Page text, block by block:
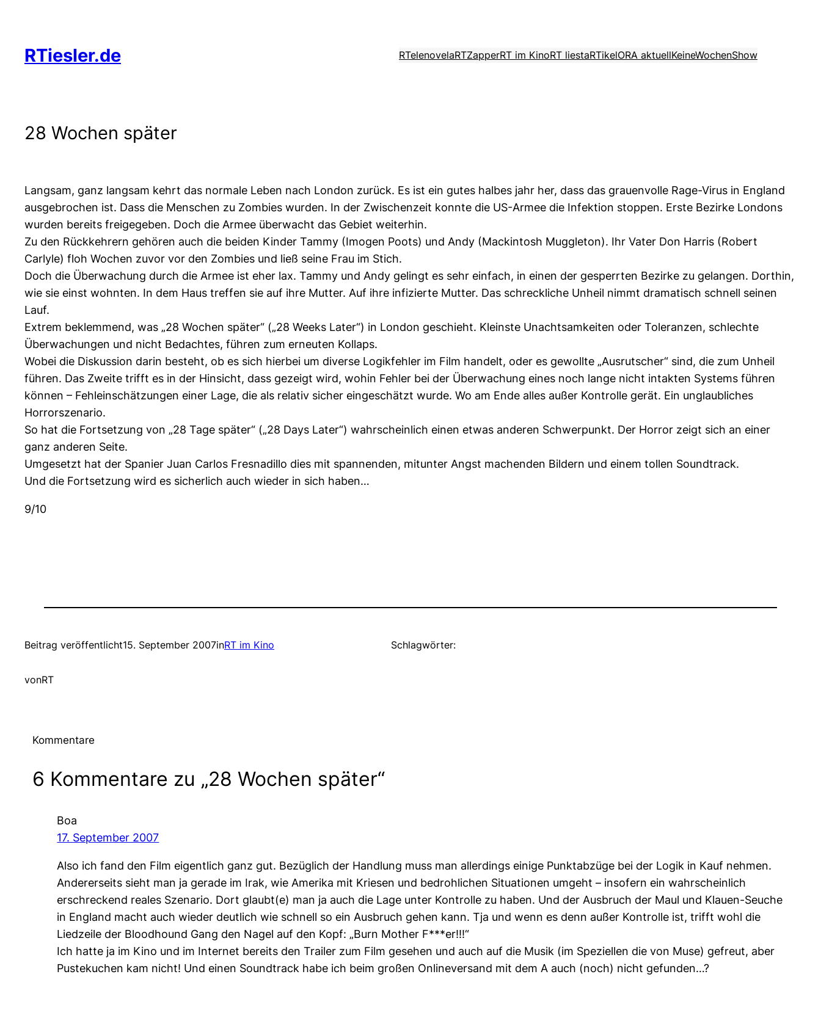
springen
RTiesler.de RTelenovelaRTZapperRT im KinoRT liestaRTikelORA aktuellKeineWochenShow
28 Wochen später
Langsam, ganz langsam kehrt das normale Leben nach London zurück. Es ist ein gutes halbes jahr her, dass das grauenvolle Rage-Virus in England
ausgebrochen ist. Dass die Menschen zu Zombies wurden. In der Zwischenzeit konnte die US-Armee die Infektion stoppen. Erste Bezirke Londons
wurden bereits freigegeben. Doch die Armee überwacht das Gebiet weiterhin.
Zu den Rückkehrern gehören auch die beiden Kinder Tammy (Imogen Poots) und Andy (Mackintosh Muggleton). Ihr Vater Don Harris (Robert
Carlyle) floh Wochen zuvor vor den Zombies und ließ seine Frau im Stich.
Doch die Überwachung durch die Armee ist eher lax. Tammy und Andy gelingt es sehr einfach, in einen der gesperrten Bezirke zu gelangen. Dorthin,
wie sie einst wohnten. In dem Haus treffen sie auf ihre Mutter. Auf ihre infizierte Mutter. Das schreckliche Unheil nimmt dramatisch schnell seinen
Lauf.
Extrem beklemmend, was „28 Wochen später“ („28 Weeks Later“) in London geschieht. Kleinste Unachtsamkeiten oder Toleranzen, schlechte
Überwachungen und nicht Bedachtes, führen zum erneuten Kollaps.
Wobei die Diskussion darin besteht, ob es sich hierbei um diverse Logikfehler im Film handelt, oder es gewollte „Ausrutscher“ sind, die zum Unheil
führen. Das Zweite trifft es in der Hinsicht, dass gezeigt wird, wohin Fehler bei der Überwachung eines noch lange nicht intakten Systems führen
können – Fehleinschätzungen einer Lage, die als relativ sicher eingeschätzt wurde. Wo am Ende alles außer Kontrolle gerät. Ein unglaubliches
Horrorszenario.
So hat die Fortsetzung von „28 Tage später“ („28 Days Later“) wahrscheinlich einen etwas anderen Schwerpunkt. Der Horror zeigt sich an einer
ganz anderen Seite.
Umgesetzt hat der Spanier Juan Carlos Fresnadillo dies mit spannenden, mitunter Angst machenden Bildern und einem tollen Soundtrack.
Und die Fortsetzung wird es sicherlich auch wieder in sich haben…
9/10
Beitrag veröffentlicht15. September 2007inRT im Kino
vonRT
Schlagwörter:
Kommentare
6 Kommentare zu „28 Wochen später“
Boa
17. September 2007
Also ich fand den Film eigentlich ganz gut. Bezüglich der Handlung muss man allerdings einige Punktabzüge bei der Logik in Kauf nehmen.
Andererseits sieht man ja gerade im Irak, wie Amerika mit Kriesen und bedrohlichen Situationen umgeht – insofern ein wahrscheinlich
erschreckend reales Szenario. Dort glaubt(e) man ja auch die Lage unter Kontrolle zu haben. Und der Ausbruch der Maul und Klauen-Seuche
in England macht auch wieder deutlich wie schnell so ein Ausbruch gehen kann. Tja und wenn es denn außer Kontrolle ist, trifft wohl die
Liedzeile der Bloodhound Gang den Nagel auf den Kopf: „Burn Mother F***er!!!“
Ich hatte ja im Kino und im Internet bereits den Trailer zum Film gesehen und auch auf die Musik (im Speziellen die von Muse) gefreut, aber
Pustekuchen kam nicht! Und einen Soundtrack habe ich beim großen Onlineversand mit dem A auch (noch) nicht gefunden…?